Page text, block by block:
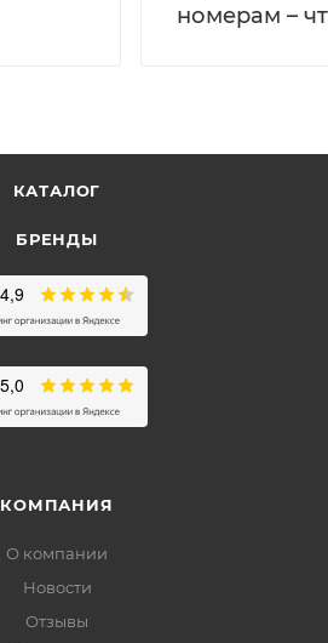
номерам –
КАТАЛОГ
БРЕНДЫ
КОМПАНИЯ
О компании
Новости
Отзывы